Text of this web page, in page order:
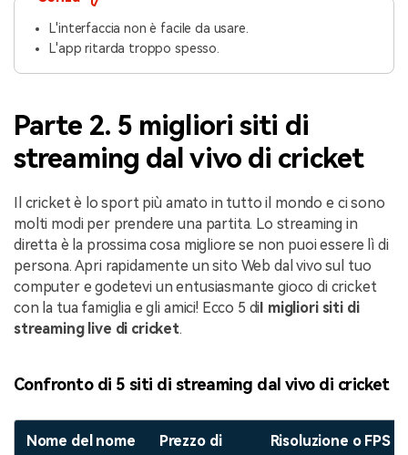
L'interfaccia non è facile da usare.
L'app ritarda troppo spesso.
Parte 2. 5 migliori siti di
streaming dal vivo di cricket
Il cricket è lo sport più amato in tutto il mondo e ci sono
molti modi per prendere una partita. Lo streaming in
diretta è la prossima cosa migliore se non puoi essere lì di
persona. Apri rapidamente un sito Web dal vivo sul tuo
computer e godetevi un entusiasmante gioco di cricket
con la tua famiglia e gli amici! Ecco 5 diI migliori siti di
streaming live di cricket.
Confronto di 5 siti di streaming dal vivo di cricket
Nome del nome Prezzo di Risoluzione o FPS